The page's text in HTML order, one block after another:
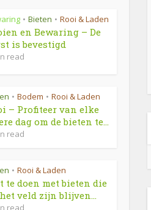
• Bieten • Rooi & Laden
en Bewaring – De
is bevestigd
read
• Bodem • Rooi & Laden
– Profiteer van elke
dag om de bieten te...
read
• Rooi & Laden
te doen met bieten die
veld zijn blijven...
read